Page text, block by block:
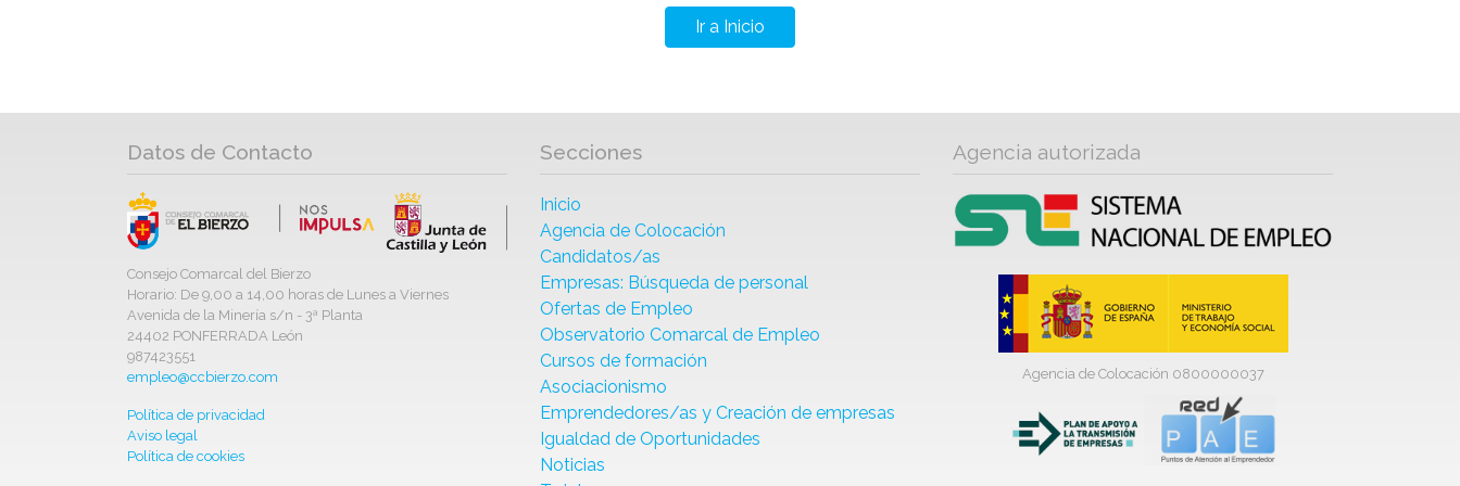
Ir a Inicio
Datos de Contacto
Consejo Comarcal del Bierzo
Horario: De 9,00 a 14,00 horas de Lunes a Viernes
Avenida de la Minería s/n - 3ª Planta
24402 PONFERRADA León
987423551
empleo@ccbierzo.com
Política de privacidad
Aviso legal
Política de cookies
Secciones
Inicio
Agencia de Colocación
Candidatos/as
Empresas: Búsqueda de personal
Ofertas de Empleo
Observatorio Comarcal de Empleo
Cursos de formación
Asociacionismo
Emprendedores/as y Creación de empresas
Igualdad de Oportunidades
Noticias
Agencia autorizada
Agencia de Colocación 0800000037